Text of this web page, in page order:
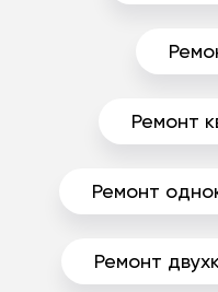
Ремонт
Ремонт
Ремонт